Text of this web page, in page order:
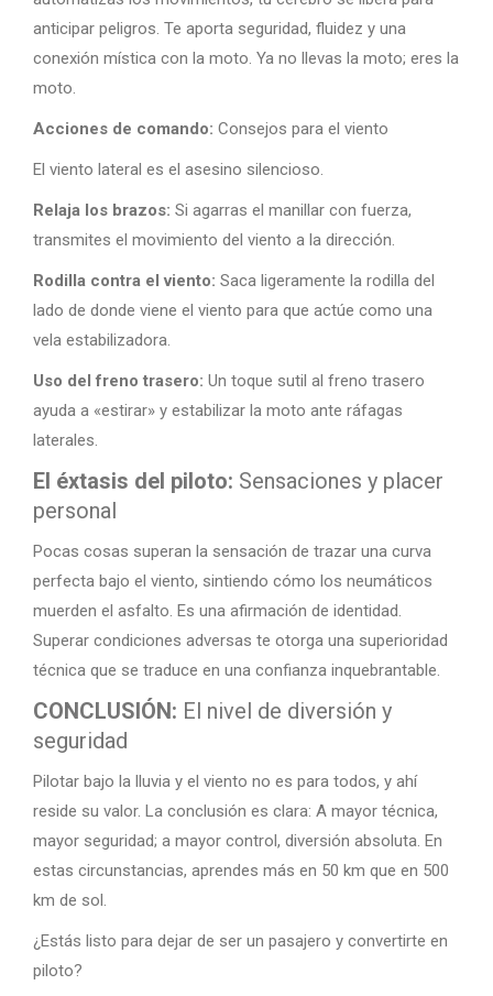
anticipar peligros. Te aporta seguridad, fluidez y una
conexión mística con la moto. Ya no llevas la moto; eres la
moto.
Acciones de comando: Consejos para el viento
El viento lateral es el asesino silencioso.
Relaja los brazos: Si agarras el manillar con fuerza,
transmites el movimiento del viento a la dirección.
Rodilla contra el viento: Saca ligeramente la rodilla del
lado de donde viene el viento para que actúe como una
vela estabilizadora.
Uso del freno trasero: Un toque sutil al freno trasero
ayuda a «estirar» y estabilizar la moto ante ráfagas
laterales.
El éxtasis del piloto: Sensaciones y placer
personal
Pocas cosas superan la sensación de trazar una curva
perfecta bajo el viento, sintiendo cómo los neumáticos
muerden el asfalto. Es una afirmación de identidad.
Superar condiciones adversas te otorga una superioridad
técnica que se traduce en una confianza inquebrantable.
CONCLUSIÓN: El nivel de diversión y
seguridad
Pilotar bajo la lluvia y el viento no es para todos, y ahí
reside su valor. La conclusión es clara: A mayor técnica,
mayor seguridad; a mayor control, diversión absoluta. En
estas circunstancias, aprendes más en 50 km que en 500
km de sol.
¿Estás listo para dejar de ser un pasajero y convertirte en
piloto?